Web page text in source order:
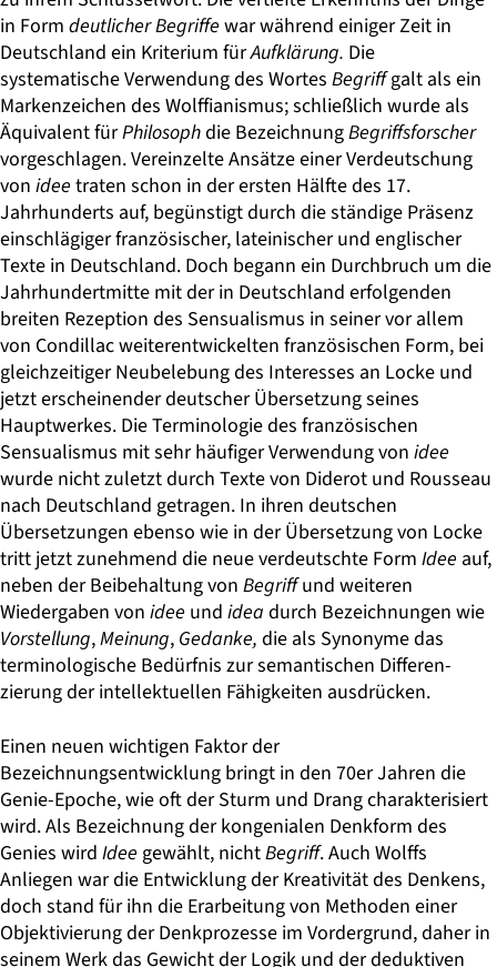
in Form deutlicher Begriffe war während einiger Zeit in
Deutschland ein Kriterium fürAufklärung. Die
systematische Verwendung des Wortes Begriffgalt als ein
Markenzeichen des Wolffia­nismus; schließlich wurde als
Äquivalent fürPhilosophdie BezeichnungBegriffsforscher
vorgeschlagen. Vereinzelte Ansätze einer Verdeutschung
von idee traten schon in der ersten Hälfte des 17.
Jahrhunderts auf, begünstigt durch die ständige Präsenz
einschlägiger französischer, lateinischer und englischer
Texte in Deutschland. Doch begann ein Durchbruch um die
Jahrhundertmitte mit der in Deutschland erfolgenden
breiten Rezeption des Sensualismus in seiner vor allem
von Condillac weiterentwickelten französischen Form, bei
gleichzeitiger Neubelebung des Interesses an Locke und
jetzt erscheinender deutscher Übersetzung seines
Hauptwerkes. Die Terminologie des französischen
Sensualismus mit sehr häufiger Verwen­dung von idee
wurde nicht zuletzt durch Texte von Diderot und Rousseau
nach Deutschland getragen. In ihren deutschen
Übersetzungen ebenso wie in der Übersetzung von Locke
tritt jetzt zunehmend die neue verdeutschte Form Idee auf,
neben der Beibehaltung von Begriffund weiteren
Wiedergaben von idee und idea durch Bezeichnungen wie
Vorstellung,Meinung, Gedanke, die als Synonyme das
terminologische Bedürfnis zur semantischen Differen­
zierung der intellektuellen Fähigkeiten ausdrücken.
Einen neuen wichtigen Faktor der
Bezeichnungsentwicklung bringt in den 70er Jahren die
Genie-Epoche, wie oft der Sturm und Drang charakterisiert
wird. Als Bezeichnung der kongenialen Denkform des
Genies wird Idee gewählt, nichtBegriff. Auch Wolffs
Anliegen war die Entwicklung der Kreativität des Denkens,
doch stand für ihn die Erarbeitung von Methoden einer
Objektivierung der Denkprozesse im Vordergrund, daher in
seinem Werk das Gewicht der Logik und der deduktiven